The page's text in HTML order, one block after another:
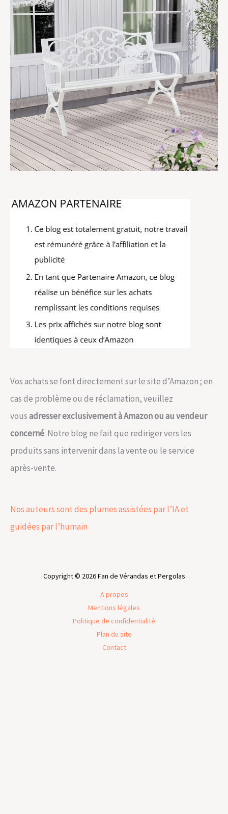
Vos achats se font directement sur le site d’Amazon ; en
cas de problème ou de réclamation, veuillez
vousadresser exclusivement à Amazon ou au vendeur
concerné. Notre blog ne fait que rediriger vers les
produits sans intervenir dans la vente ou le service
après-vente.
Nos auteurs sont des plumes assistées par l’IA et
guidées par l’humain
Copyright © 2026 Fan de Vérandas et Pergolas
A propos
Mentions légales
Politique de confidentialité
Plan du site
Contact